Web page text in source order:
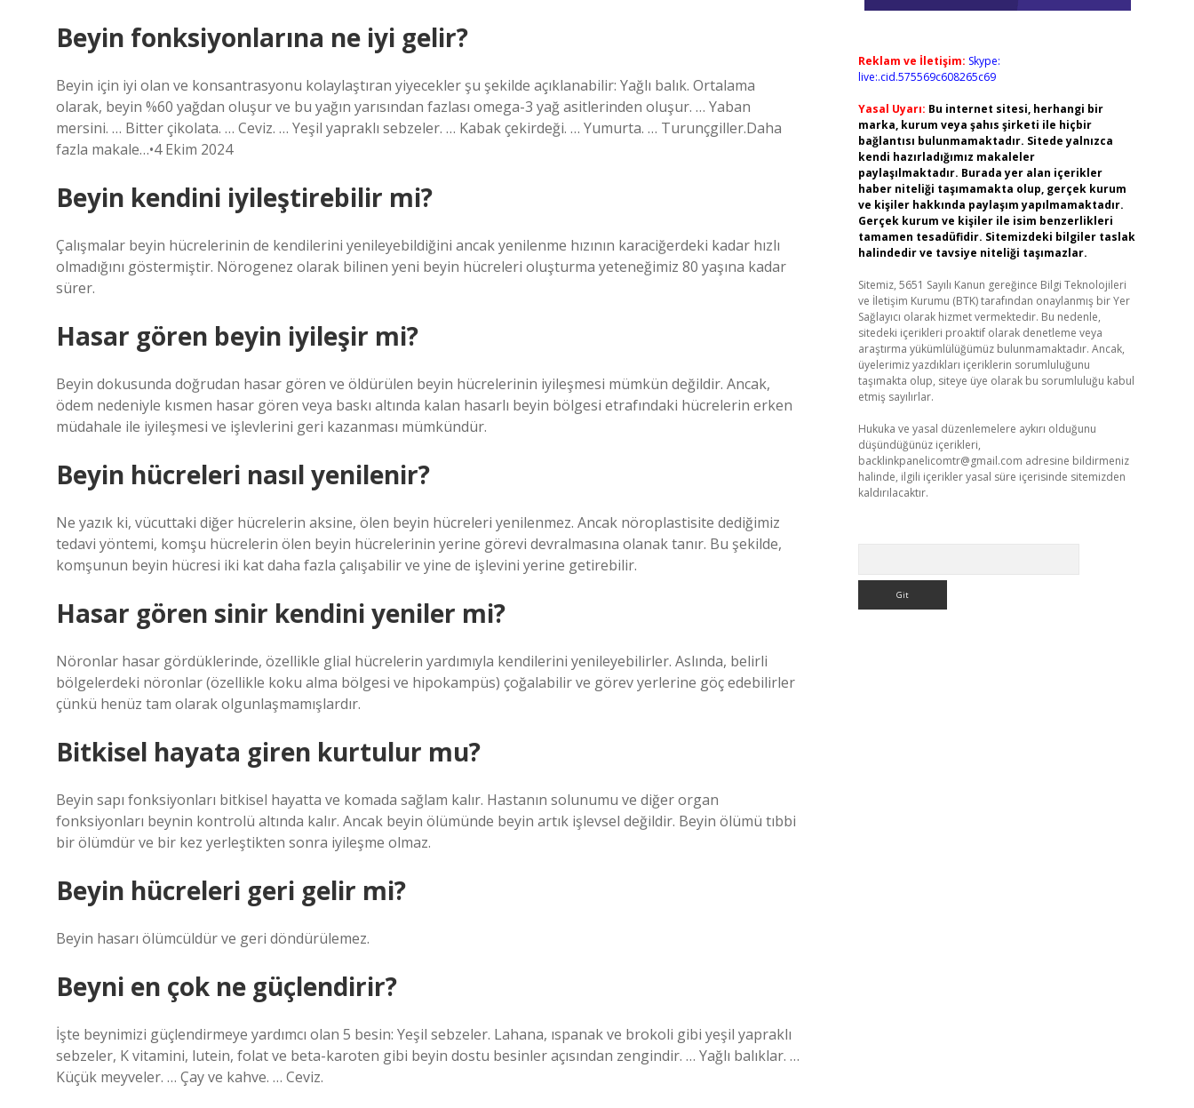
Beyin fonksiyonlarına ne iyi gelir?
Beyin için iyi olan ve konsantrasyonu kolaylaştıran yiyecekler şu şekilde açıklanabilir: Yağlı balık. Ortalama
olarak, beyin %60 yağdan oluşur ve bu yağın yarısından fazlası omega-3 yağ asitlerinden oluşur. … Yaban
mersini. … Bitter çikolata. … Ceviz. … Yeşil yapraklı sebzeler. … Kabak çekirdeği. … Yumurta. … Turunçgiller.Daha
fazla makale…•4 Ekim 2024
Beyin kendini iyileştirebilir mi?
Çalışmalar beyin hücrelerinin de kendilerini yenileyebildiğini ancak yenilenme hızının karaciğerdeki kadar hızlı
olmadığını göstermiştir. Nörogenez olarak bilinen yeni beyin hücreleri oluşturma yeteneğimiz 80 yaşına kadar
sürer.
Hasar gören beyin iyileşir mi?
Beyin dokusunda doğrudan hasar gören ve öldürülen beyin hücrelerinin iyileşmesi mümkün değildir. Ancak,
ödem nedeniyle kısmen hasar gören veya baskı altında kalan hasarlı beyin bölgesi etrafındaki hücrelerin erken
müdahale ile iyileşmesi ve işlevlerini geri kazanması mümkündür.
Beyin hücreleri nasıl yenilenir?
Ne yazık ki, vücuttaki diğer hücrelerin aksine, ölen beyin hücreleri yenilenmez. Ancak nöroplastisite dediğimiz
tedavi yöntemi, komşu hücrelerin ölen beyin hücrelerinin yerine görevi devralmasına olanak tanır. Bu şekilde,
komşunun beyin hücresi iki kat daha fazla çalışabilir ve yine de işlevini yerine getirebilir.
Hasar gören sinir kendini yeniler mi?
Nöronlar hasar gördüklerinde, özellikle glial hücrelerin yardımıyla kendilerini yenileyebilirler. Aslında, belirli
bölgelerdeki nöronlar (özellikle koku alma bölgesi ve hipokampüs) çoğalabilir ve görev yerlerine göç edebilirler
çünkü henüz tam olarak olgunlaşmamışlardır.
Bitkisel hayata giren kurtulur mu?
Beyin sapı fonksiyonları bitkisel hayatta ve komada sağlam kalır. Hastanın solunumu ve diğer organ
fonksiyonları beynin kontrolü altında kalır. Ancak beyin ölümünde beyin artık işlevsel değildir. Beyin ölümü tıbbi
bir ölümdür ve bir kez yerleştikten sonra iyileşme olmaz.
Beyin hücreleri geri gelir mi?
Beyin hasarı ölümcüldür ve geri döndürülemez.
Beyni en çok ne güçlendirir?
İşte beynimizi güçlendirmeye yardımcı olan 5 besin: Yeşil sebzeler. Lahana, ıspanak ve brokoli gibi yeşil yapraklı
sebzeler, K vitamini, lutein, folat ve beta-karoten gibi beyin dostu besinler açısından zengindir. … Yağlı balıklar. …
Küçük meyveler. … Çay ve kahve. … Ceviz.
Reklam ve İletişim: Skype:
live:.cid.575569c608265c69
Yasal Uyarı: Bu internet sitesi, herhangi bir
marka, kurum veya şahıs şirketi ile hiçbir
bağlantısı bulunmamaktadır. Sitede yalnızca
kendi hazırladığımız makaleler
paylaşılmaktadır. Burada yer alan içerikler
haber niteliği taşımamakta olup, gerçek kurum
ve kişiler hakkında paylaşım yapılmamaktadır.
Gerçek kurum ve kişiler ile isim benzerlikleri
tamamen tesadüfidir. Sitemizdeki bilgiler taslak
halindedir ve tavsiye niteliği taşımazlar.
Sitemiz, 5651 Sayılı Kanun gereğince Bilgi Teknolojileri
ve İletişim Kurumu (BTK) tarafından onaylanmış bir Yer
Sağlayıcı olarak hizmet vermektedir. Bu nedenle,
sitedeki içerikleri proaktif olarak denetleme veya
araştırma yükümlülüğümüz bulunmamaktadır. Ancak,
üyelerimiz yazdıkları içeriklerin sorumluluğunu
taşımakta olup, siteye üye olarak bu sorumluluğu kabul
etmiş sayılırlar.
Hukuka ve yasal düzenlemelere aykırı olduğunu
düşündüğünüz içerikleri,
backlinkpanelicomtr@gmail.com adresine bildirmeniz
halinde, ilgili içerikler yasal süre içerisinde sitemizden
kaldırılacaktır.